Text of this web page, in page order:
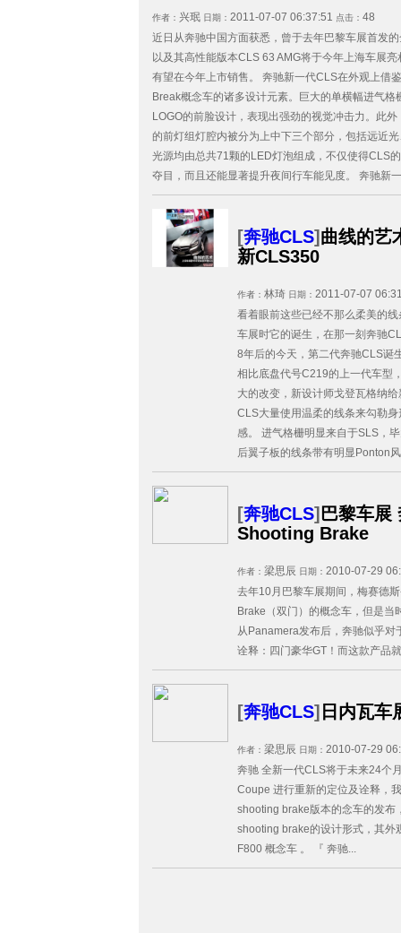
作者： 兴珉 日期： 2011-07-07 06:37:51 点击： 48
近日从奔驰中国方面获悉，曾于去年巴黎车展首发
以及其高性能版本CLS 63 AMG将于今年上海车展
有望在今年上市销售。 奔驰新一代CLS在外观上借
Break概念车的诸多设计元素。巨大的单横幅进气格
LOGO的前脸设计，表现出强劲的视觉冲击力。此
的前灯组灯腔内被分为上中下三个部分，包括远近
光源均由总共71颗的LED灯泡组成，不仅使得CLS
夺目，而且还能显著提升夜间行车能见度。 奔驰新
[奔驰CLS] 曲线的艺
新CLS350
作者： 林琦 日期： 2011-07-07
看着眼前这些已经不那么柔美的
车展时它的诞生，在那一刻奔驰
8年后的今天，第二代奔驰CLS诞
相比底盘代号C219的上一代车型
大的改变，新设计师戈登瓦格纳
CLS大量使用温柔的线条来勾勒
感。 进气格栅明显来自于SLS，
后翼子板的线条带有明显Ponton
[奔驰CLS] 巴黎车展
Shooting Brake
作者： 梁思辰 日期： 2010-07-29
去年10月巴黎车展期间，梅赛德
Brake（双门）的概念车，但是
从Panamera发布后，奔驰似乎
诠释：四门豪华GT！而这款产品
[奔驰CLS] 日内瓦车
作者： 梁思辰 日期： 2010-07-29
奔驰 全新一代CLS将于未来24个
Coupe 进行重新的定位及诠释，
shooting brake版本的念车的发布
shooting brake的设计形式，其外
F800 概念车 。 『 奔驰...